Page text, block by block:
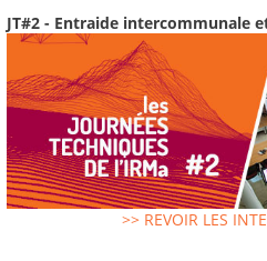
JT#2 - Entraide intercommunale
>> REVOIR LES